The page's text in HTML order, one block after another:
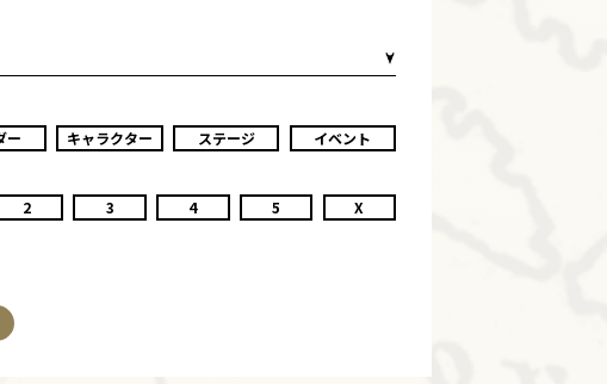
ー キャラクター ステージ イベント
2 3 4 5 X